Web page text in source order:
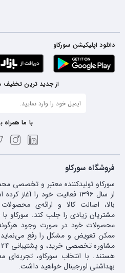
دانلود اپلیکیشن سورکاو
از جدید ترین تخفیف
با ما همراه
فروشگاه سورکاو
سورکاو تولیدکننده معتبر و تخصصی
از سال ۱۳۹۶ فعالیت خود را
بالا، اصالت کالا و ارائه‌ی
مشتریان زیادی را جلب کند.
محصولات خود در صورت وجود هرگونه
ممکن تعویض و مشکل را رفع
هستند. با انتخاب سورکاو،
بهداشتی اورجینال خواهید داشت.